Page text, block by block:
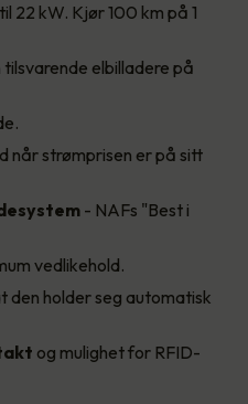
22 kW. Kjør 100 km på 1
elbilladere på
når strømprisen er på sitt
- NAFs "Best i
vedlikehold.
den holder seg automatisk
og mulighet for RFID-